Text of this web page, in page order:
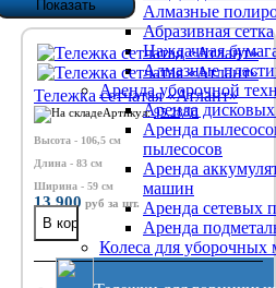
Алмазные
Абразивная сетка
Наждачная
Алмазные
Аренда уборочной
Аренда
Аренда
пылесосов
Аренда
машин
Аренда сетевых
Аренда
Колеса для уборочных
Тележка сетчатая «Атлант»
Артикул:95.288П
Высота - 106,5 см
Длина - 83 см
Ширина - 59 см
13 900 руб за шт.